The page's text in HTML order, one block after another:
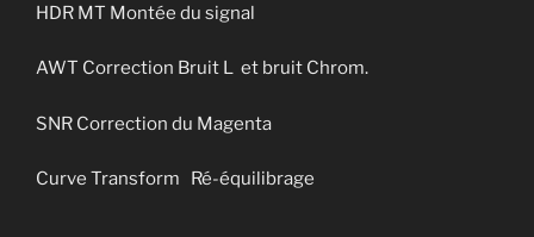
HDR MT Montée du signal
AWT Correction Bruit L et bruit Chrom.
SNR Correction du Magenta
Curve Transform Ré-équilibrage